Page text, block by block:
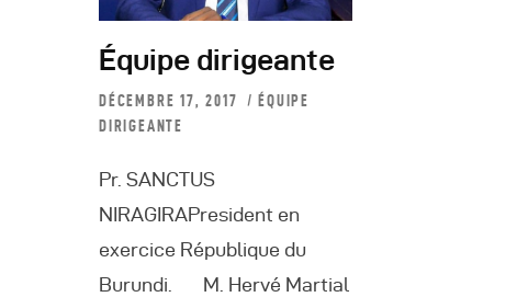
Équipe dirigeante
DÉCEMBRE 17, 2017
ÉQUIPE
DIRIGEANTE
Pr. SANCTUS
NIRAGIRAPresident en
exercice République du
Burundi. M. Hervé Martial